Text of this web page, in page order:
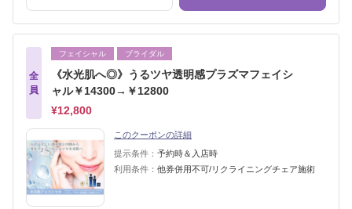
全
員
フェイシャル ブライダル
《水光肌へ◎》うるツヤ透明感プラズマフェイシ
ャル￥14300→￥12800
¥12,800
このクーポンの詳細
提示条件： 予約時＆入店時
利用条件： 他券併用不可/リクライニングチェア施術